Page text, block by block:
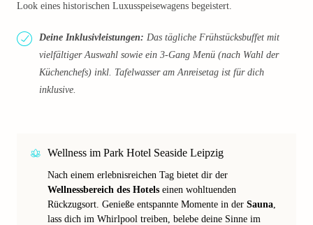
Look eines historischen Luxusspeisewagens begeistert.
Deine Inklusivleistungen: Das tägliche Frühstücksbuffet mit
vielfältiger Auswahl sowie ein 3-Gang Menü (nach Wahl der
Küchenchefs) inkl. Tafelwasser am Anreisetag ist für dich
inklusive.
Wellness im Park Hotel Seaside Leipzig
Nach einem erlebnisreichen Tag bietet dir der
Wellnessbereich des Hotels einen wohltuenden
Rückzugsort. Genieße entspannte Momente in der Sauna,
lass dich im Whirlpool treiben, belebe deine Sinne im